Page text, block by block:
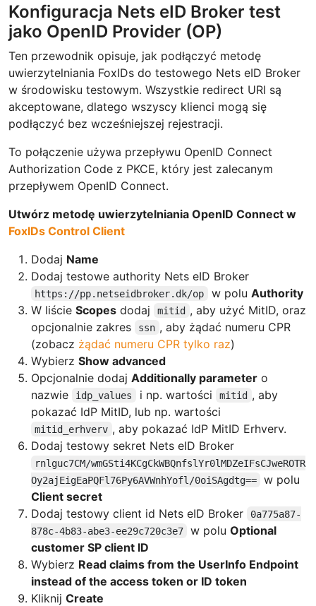
Konfiguracja Nets eID Broker test
jako OpenID Provider (OP)
Ten przewodnik opisuje, jak podłączyć metodę
uwierzytelniania FoxIDs do testowego Nets eID Broker
w środowisku testowym. Wszystkie redirect URI są
akceptowane, dlatego wszyscy klienci mogą się
podłączyć bez wcześniejszej rejestracji.
To połączenie używa przepływu OpenID Connect
Authorization Code z PKCE, który jest zalecanym
przepływem OpenID Connect.
Utwórz metodę uwierzytelniania OpenID Connect w
FoxIDs Control Client
Dodaj Name
Dodaj testowe authority Nets eID Broker
https://pp.netseidbroker.dk/op w polu Authority
W liście Scopes dodaj mitid , aby użyć MitID, oraz
opcjonalnie zakres
ssn , aby żądać numeru CPR
(zobacz żądać numeru CPR tylko raz)
Wybierz Show advanced
Opcjonalnie dodaj Additionally parameter o
nazwie
idp_values i np. wartości mitid , aby
pokazać IdP MitID, lub np. wartości
mitid_erhverv , aby pokazać IdP MitID Erhverv.
Dodaj testowy sekret Nets eID Broker
rnlguc7CM/wmGSti4KCgCkWBQnfslYr0lMDZeIFsCJweROTR
Oy2ajEigEaPQFl76Py6AVWnhYofl/0oiSAgdtg==
w polu
Client secret
Dodaj testowy client id Nets eID Broker
0a775a87-
878c-4b83-abe3-ee29c720c3e7
w poluOptional
customer SP client ID
Wybierz Read claims from the UserInfo Endpoint
instead of the access token or ID token
Kliknij Create